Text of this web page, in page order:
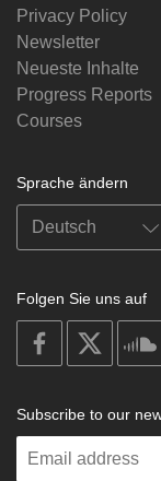
Privacy Policy
Newsletter
Neueste Inhalte
Progress Reports
Courses
Sprache ändern
Folgen Sie uns auf
on
facebook
Subscribe to our
Enter